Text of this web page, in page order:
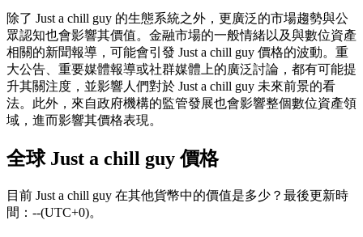
除了 Just a chill guy 的生態系統之外，更廣泛的市場趨勢與公
眾認知也會影響其價值。金融市場的一般情緒以及與數位資產
相關的新聞報導，可能會引發 Just a chill guy 價格的波動。重
大公告、重要媒體報導或社群媒體上的廣泛討論，都有可能提
升其關注度，並影響人們對於 Just a chill guy 未來前景的看
法。此外，來自政府機構的監管發展也會影響整個數位資產領
域，進而影響其價格表現。
全球 Just a chill guy 價格
目前 Just a chill guy 在其他貨幣中的價值是多少？最後更新時
間：--(UTC+0)。